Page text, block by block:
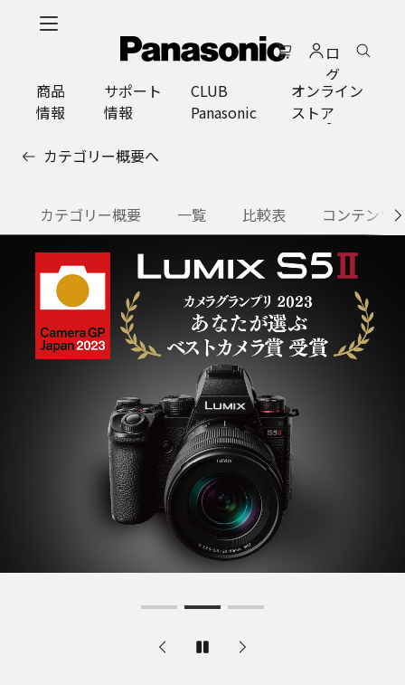
ロ
グ
イ
ン
商品
情報
サポート
情報
CLUB
Panasonic
オンライン
ストア
カテゴリー概要へ
カテゴリー概要 一覧 比較表 コンテンツ